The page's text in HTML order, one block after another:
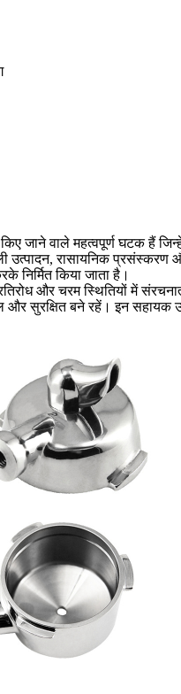
जाने वाले महत्वपूर्ण घटक हैं
रासायनिक प्रसंस्करण
निर्मित किया जाता है।
और चरम स्थितियों में
बने रहें। इन सहायक